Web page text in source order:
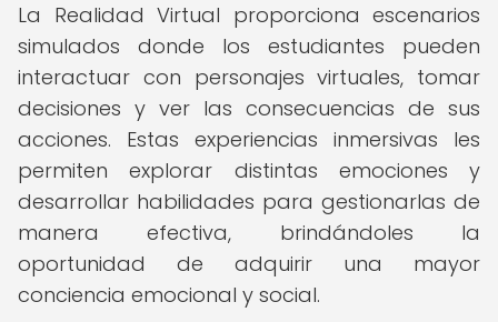
La Realidad Virtual proporciona escenarios
simulados donde los estudiantes pueden
interactuar con personajes virtuales, tomar
decisiones y ver las consecuencias de sus
acciones. Estas experiencias inmersivas les
permiten explorar distintas emociones y
desarrollar habilidades para gestionarlas de
manera efectiva, brindándoles la
oportunidad de adquirir una mayor
conciencia emocional y social.